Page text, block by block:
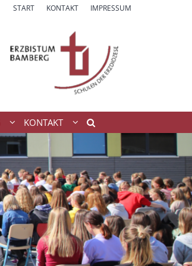
START KONTAKT IMPRESSUM
KONTAKT